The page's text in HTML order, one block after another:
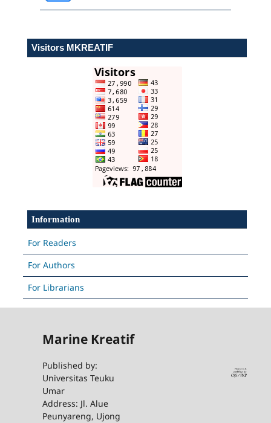
Visitors MKREATIF
Information
For Readers
For Authors
For Librarians
Marine Kreatif
Published by:
Universitas Teuku
Umar
Address: Jl. Alue
Peunyareng, Ujong